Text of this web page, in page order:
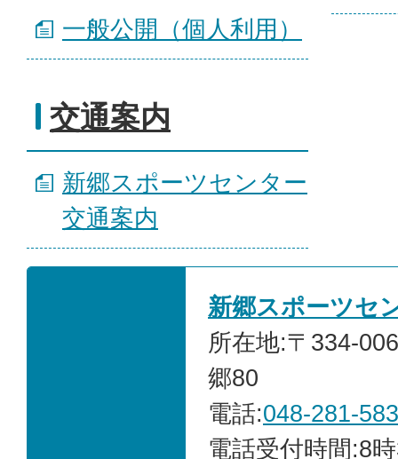
一般公開（個人利用）
交通案内
新郷スポーツセンター
交通案内
新郷スポーツセ
所在地:〒334-
郷80
電話:048-281-
電話受付時間:8